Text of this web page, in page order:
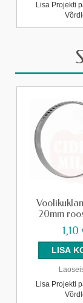
Lisa Projekti
20mm
1,10
Lisa Projekti